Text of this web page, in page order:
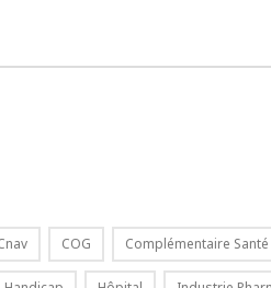
COG Complémentaire Santé